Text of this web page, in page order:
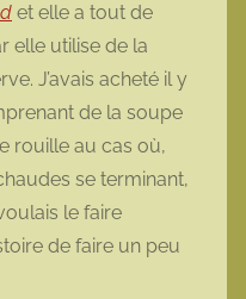
et elle a tout de
elle utilise de la
J’avais acheté il y
de la soupe
rouille au cas où,
se terminant,
le faire
de faire un peu